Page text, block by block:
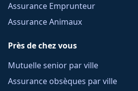
Assurance Emprunteur
Assurance Animaux
Près de chez vous
Mutuelle senior par ville
Assurance obsèques par ville